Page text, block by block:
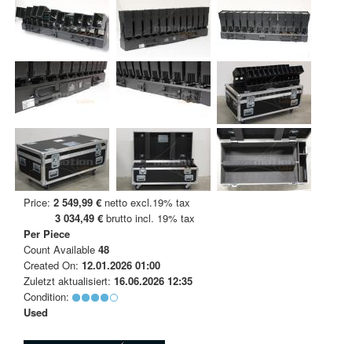
Price: 2 549,99 € netto excl.19% tax
3 034,49 € brutto incl. 19% tax
Per Piece
Count Available 48
Created On: 12.01.2026 01:00
Zuletzt aktualisiert: 16.06.2026 12:35
Condition:
Used